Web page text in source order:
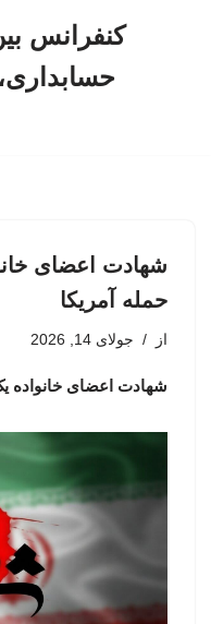
کنفرانس
شهادت اعضای
حمله آمریکا
از جولای 14, 2026
شهادت اعضای خانواده